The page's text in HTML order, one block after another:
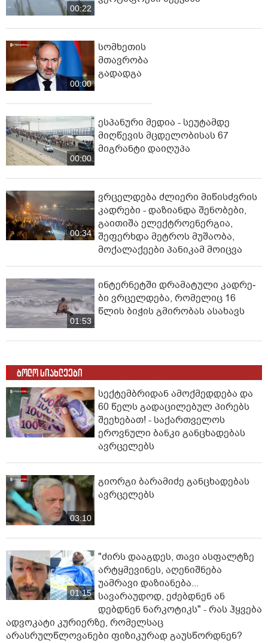
00:22
00:00
სომხეთის
მთავრობა
გადადგა
00:00
ესპანური მედია - სეუტამდე
მიღწევის მცდელობისას 67
მიგრანტი დაიღუპა
00:34
ვრცელდება ძლიერი მიწისძვრის
კადრები - დაზიანდა შენობები,
გაითიშა ელექტროენერგია,
შეფერხდა მეტროს მუშაობა,
მოქალაქეები პანიკამ მოიცვა
01:53
ინ­ტერ­ნეტ­ში დრა­მა­ტუ­ლი კად­რე­
ბი ვრცელდება, რომელიც 16
წლის ბიჭის გმირობას ასახავს
ბოლო სიახლეები
სექტემბრიდან ამოქმედდება და
60 წელს გადაცილებულ პირებს
შეეხებათ! - საქართველოს
ეროვნული ბანკი განცხადებას
ავრცელებს
03:10
გიორგი ბარამიძე განცხადებას
ავრცელებს
01:15
"ძირს დააგდეს, თავი ასფალტზე
არტყმევინეს, აღენიშნება
უამრავი დაზიანება...
სავარაუდოდ, ეძებდნენ ან
დებდნენ ნარკოტიკს" - რას ჰყვება
ადვოკატი კურიერზე, რომელსაც
არასრულწლოვანები ფიზიკურად გაუსწორდნენ?